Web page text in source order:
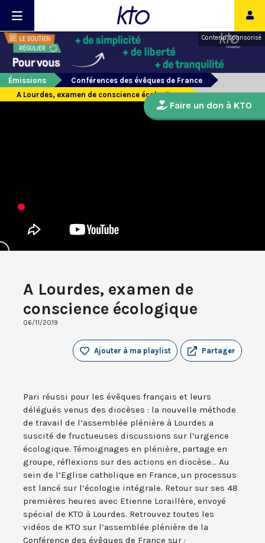
Contenu sponsorisé
Émissions
Conférences des évêques de France
A Lourdes, examen de conscience écologique
A Lourdes, examen de
conscience écologique
06/11/2019
Partager
Ajouter à ma playlist
Pari réussi pour les évêques français et leurs
délégués venus des diocèses : la nouvelle méthode
de travail de l’assemblée plénière à Lourdes a
suscité de fructueuses discussions sur l’urgence
écologique. Témoignages en plénière, partage en
groupe, réflexions sur des actions en diocèse... Au
sein de l’Eglise catholique en France, un processus
est lancé sur l’écologie intégrale. Retour sur ses 48
premières heures avec Etienne Loraillère, envoyé
spécial de KTO à Lourdes. Retrouvez toutes les
vidéos de KTO sur l’assemblée plénière de la
Faire un don à KTO